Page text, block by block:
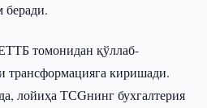
беради.
томонидан қўллаб-
трансформацияга киришади.
лойиҳа ТСGнинг бухгалтерия